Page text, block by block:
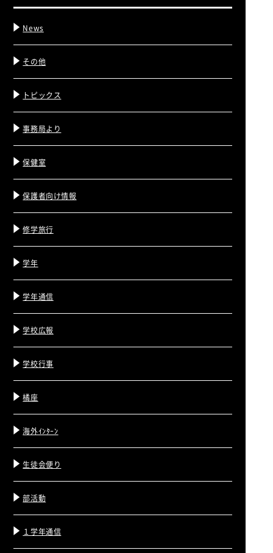
News
その他
トピックス
事務局より
保健室
保護者向け情報
修学旅行
学年
学年通信
学校広報
学校行事
橘座
海外ｲﾝﾀｰﾝ
生徒会便り
部活動
１学年通信